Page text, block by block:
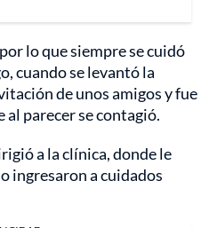
lo que siempre se cuidó
cuando se levantó la
de unos amigos y fue
al parecer se contagió.
a la clínica, donde le
ingresaron a cuidados